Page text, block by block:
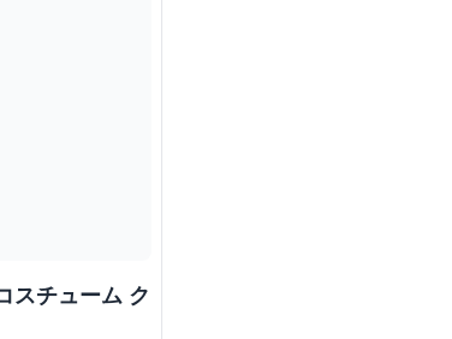
スチューム ク